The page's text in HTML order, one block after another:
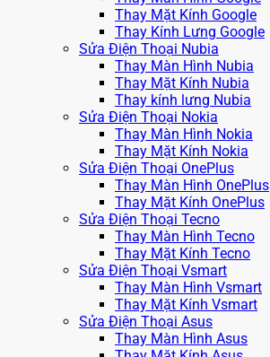
Thay Mặt Kính Google
Thay Kính Lưng Google
Sửa Điện Thoại Nubia
Thay Màn Hình Nubia
Thay Mặt Kính Nubia
Thay kính lưng Nubia
Sửa Điện Thoại Nokia
Thay Màn Hình Nokia
Thay Mặt Kính Nokia
Sửa Điện Thoại OnePlus
Thay Màn Hình OnePlus
Thay Mặt Kính OnePlus
Sửa Điện Thoại Tecno
Thay Màn Hình Tecno
Thay Mặt Kính Tecno
Sửa Điện Thoại Vsmart
Thay Màn Hình Vsmart
Thay Mặt Kính Vsmart
Sửa Điện Thoại Asus
Thay Màn Hình Asus